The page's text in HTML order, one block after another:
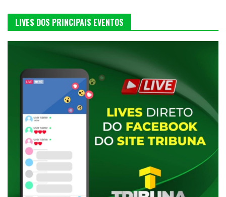
LIVES DOS PRINCIPAIS EVENTOS